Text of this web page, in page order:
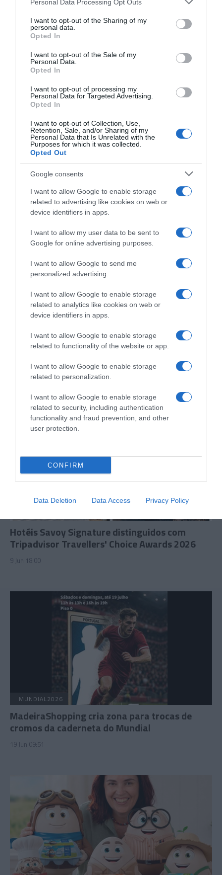
not limited to your visit or usage behaviour. You may click to
grant or deny consent to Google and its third-party tags to
use your data for below specified purposes in below Google
consent section.
Personal Data Processing Opt Outs
I want to opt-out of the Sharing of my
personal data.
Opted In
I want to opt-out of the Sale of my
Personal Data.
Opted In
I want to opt-out of processing my
Personal Data for Targeted Advertising.
Opted In
I want to opt-out of Collection, Use,
Retention, Sale, and/or Sharing of my
Personal Data that Is Unrelated with the
Purposes for which it was collected.
Opted Out
Google consents
I want to allow Google to enable storage
related to advertising like cookies on web or
device identifiers in apps.
I want to allow my user data to be sent to
Google for online advertising purposes.
I want to allow Google to send me
personalized advertising.
I want to allow Google to enable storage
related to analytics like cookies on web or
device identifiers in apps.
I want to allow Google to enable storage
related to functionality of the website or app.
I want to allow Google to enable storage
related to personalization.
I want to allow Google to enable storage
related to security, including authentication
functionality and fraud prevention, and other
user protection.
CONFIRM
Data Deletion Data Access Privacy Policy
ROTEIRO
Mariano regressa ao Marginal e Summer Jam anima o
CRISTIANO RONALDO
“Muda o corpo de todas as mulheres”
Conheça a programação de fim-de-semana dos hotéis
da colecção Savoy Signature
PRAZERES
Savoy Palace celebra Dia do Chocolate com
21 Jun 13:00
Hotéis Savoy Signature distinguidos com
Tripadvisor Travellers' Choice Awards 2026
9 Jun 18:00
MUNDIAL2026
MadeiraShopping cria zona para trocas de
cromos da caderneta do Mundial
19 Jun 09:51